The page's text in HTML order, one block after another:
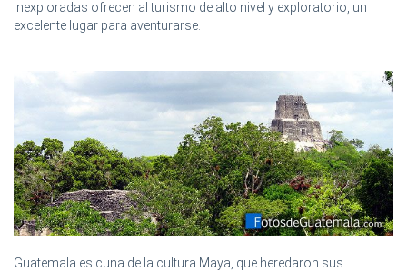
inexploradas ofrecen al turismo de alto nivel y exploratorio, un
excelente lugar para aventurarse.
Guatemala es cuna de la cultura Maya, que heredaron sus